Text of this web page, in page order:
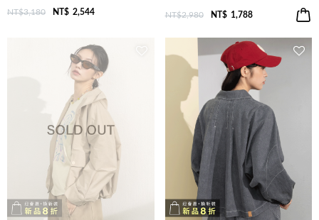
NT$3,180 NT$ 2,544 NT$2,980 NT$ 1,788